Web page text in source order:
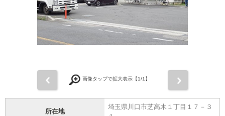
画像タップで拡大表示【1/1】
所在地
埼玉県川口市芝高木１丁目１７－３